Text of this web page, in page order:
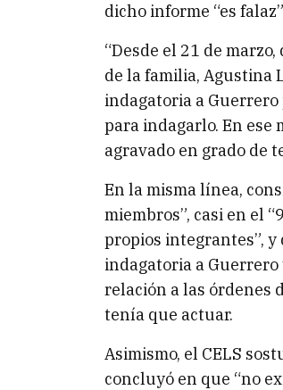
dicho informe “es
“Desde el 21 de
de la familia, Agustina
indagatoria a Guerrero
para indagarlo. En ese
agravado en grado de
En la misma línea,
miembros”, casi en el
propios integrantes”, y
indagatoria a Guerrero
relación a las órdenes
tenía que actuar.
Asimismo, el CELS
concluyó en que “no